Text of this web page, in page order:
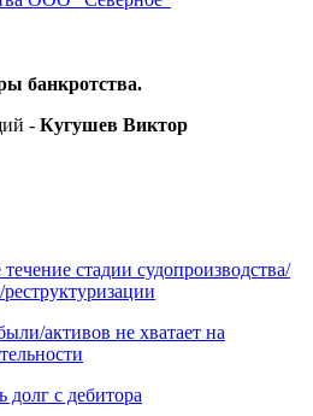
банкротства.
- Кугушев Виктор
стадии судопроизводства/
активов не хватает на
долг с дебитора